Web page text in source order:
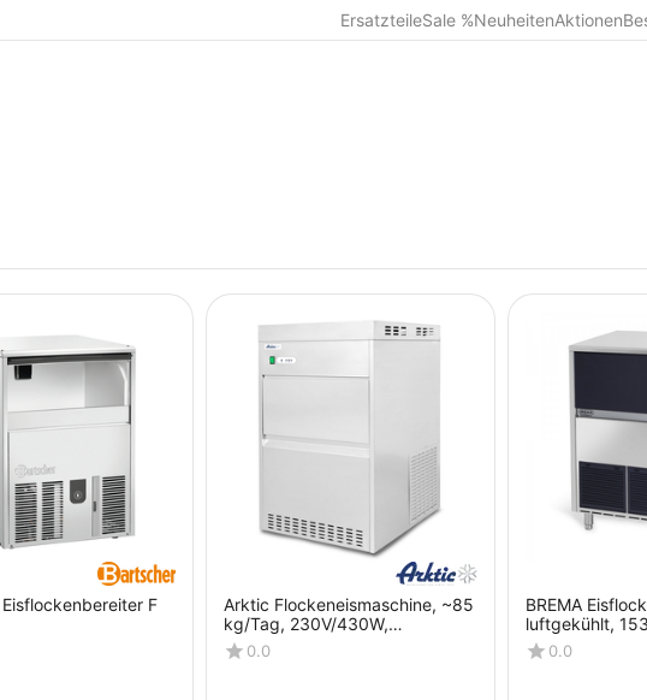
ErsatzteileSale %NeuheitenAktionen
F
Arktic Flockeneismaschine, ~85
kg/Tag, 230V/430W,
548x612x(H)820mm
0.0
BREMA
luftgekühlt,
Abmessung
mm (BxTxH)
0.0